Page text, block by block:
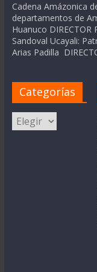
Cadena Amázonica
departamentos de
Huanuco DIRECTOR
Sandoval Ucayali:
Arias Padilla
Categorías
Categorías